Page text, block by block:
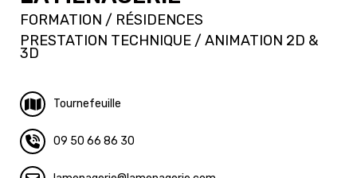
FORMATION / RÉSIDENCES
PRESTATION TECHNIQUE / ANIMATION 2D &
3D
Tournefeuille
09 50 66 86 30